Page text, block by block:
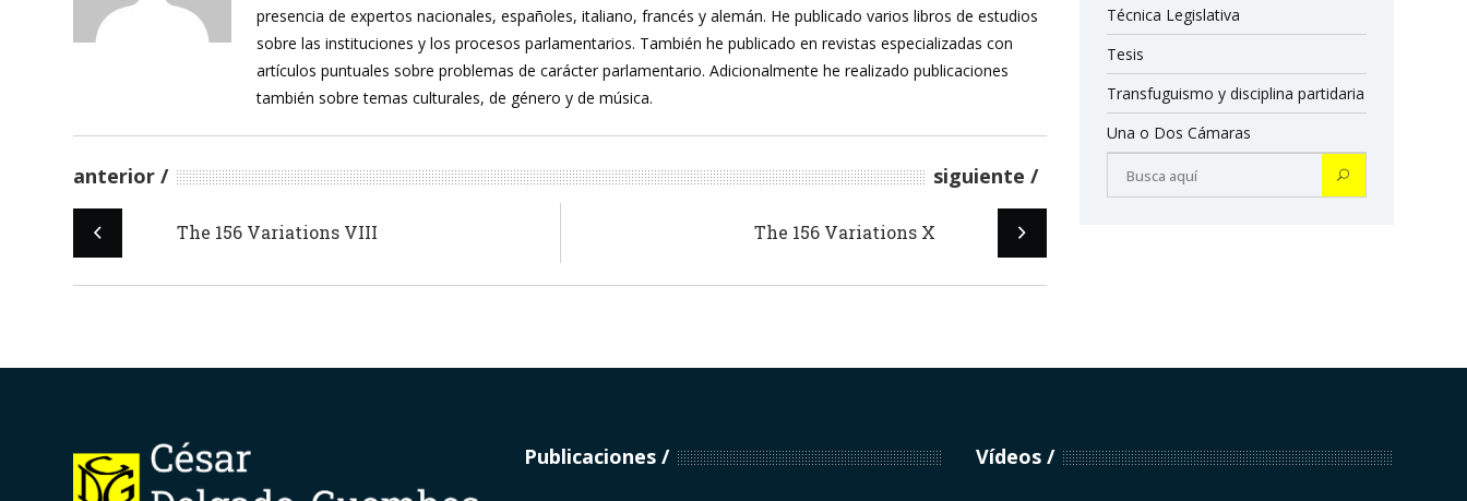
presencia de expertos nacionales, españoles, italiano, francés y alemán. He publicado varios libros de estudios
sobre las instituciones y los procesos parlamentarios. También he publicado en revistas especializadas con
artículos puntuales sobre problemas de carácter parlamentario. Adicionalmente he realizado publicaciones
también sobre temas culturales, de género y de música.
anterior siguiente
The 156 Variations VIII The 156 Variations X
Técnica Legislativa
Tesis
Transfuguismo y disciplina partidaria
Una o Dos Cámaras
Publicaciones Vídeos